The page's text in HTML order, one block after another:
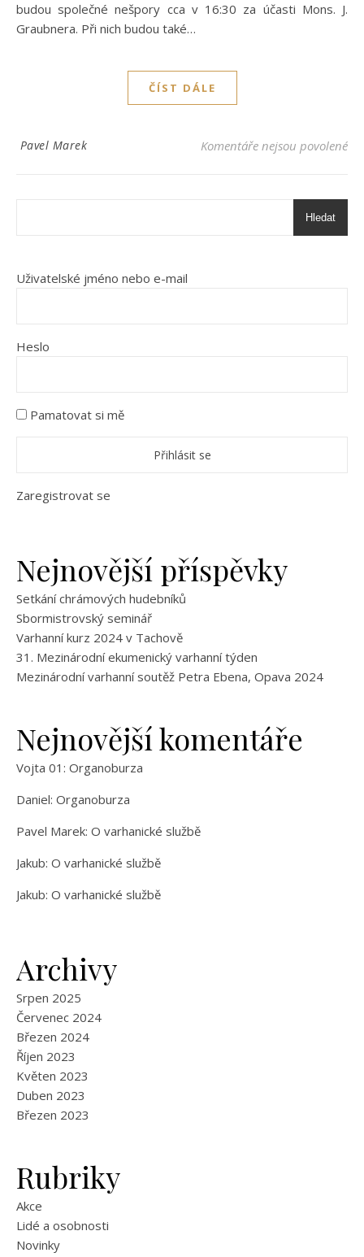
budou společné nešpory cca v 16:30 za účasti Mons. J.
Graubnera. Při nich budou také…
ČÍST DÁLE
Pavel Marek Komentáře nejsou povolenéu
Hledat
Uživatelské jméno nebo e-mail
Heslo
Pamatovat si mě
Zaregistrovat se
Nejnovější příspěvky
Setkání chrámových hudebníků
Sbormistrovský seminář
Varhanní kurz 2024 v Tachově
31. Mezinárodní ekumenický varhanní týden
Mezinárodní varhanní soutěž Petra Ebena, Opava 2024
Nejnovější komentáře
Vojta 01 : Organoburza
Daniel: Organoburza
Pavel Marek: O varhanické službě
Jakub: O varhanické službě
Jakub: O varhanické službě
Archivy
Srpen 2025
Červenec 2024
Březen 2024
Říjen 2023
Květen 2023
Duben 2023
Březen 2023
Rubriky
Akce
Lidé a osobnosti
Novinky